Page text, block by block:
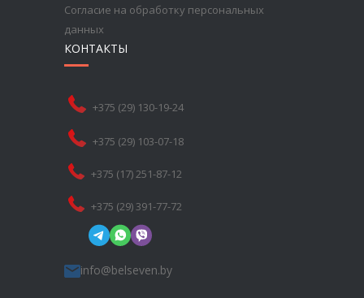
Согласие на обработку персональных
данных
КОНТАКТЫ
+375 (29) 130-19-24
+375 (29) 103-07-18
+375 (17) 251-87-12
+375 (29) 391-77-72
info@belseven.by